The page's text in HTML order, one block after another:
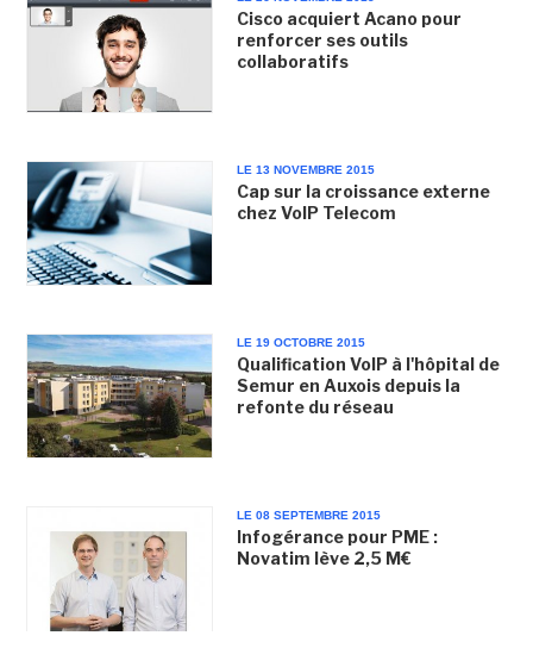
Cisco acquiert Acano pour
renforcer ses outils
collaboratifs
LE 13 NOVEMBRE 2015
Cap sur la croissance externe
chez VoIP Telecom
LE 19 OCTOBRE 2015
Qualification VoIP à l'hôpital de
Semur en Auxois depuis la
refonte du réseau
LE 08 SEPTEMBRE 2015
Infogérance pour PME :
Novatim lève 2,5 M€